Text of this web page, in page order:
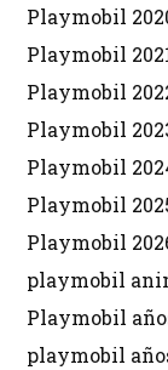
Playmobil
Playmobil
Playmobil
Playmobil
Playmobil
Playmobil
Playmobil
playmobil
Playmobil
playmobil